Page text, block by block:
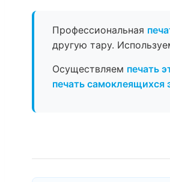
Профессиональная
другую тару.
Осуществляем печать
печать самоклеящихся